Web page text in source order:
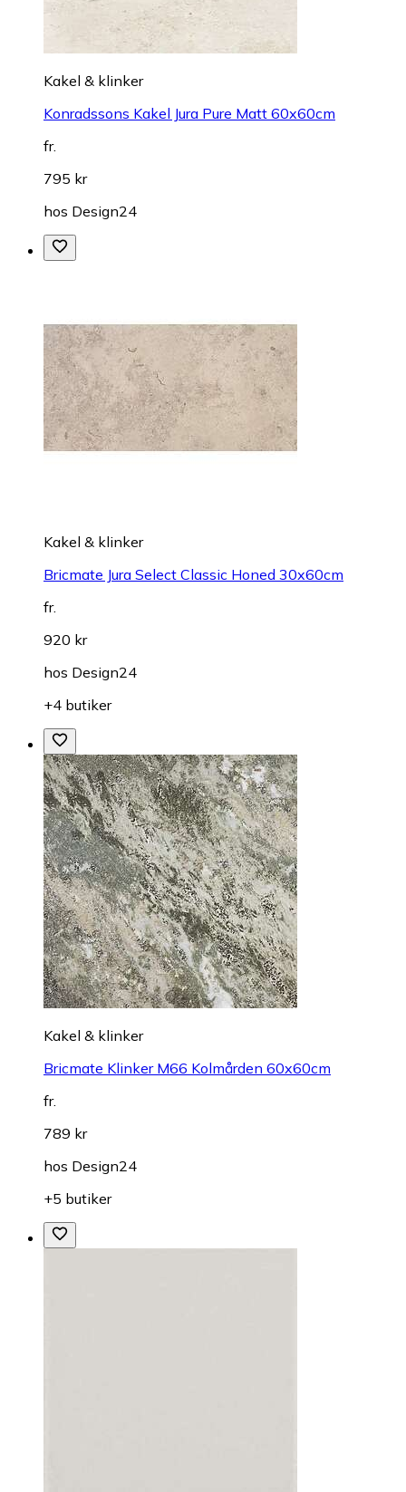
Kakel & klinker
Konradssons Kakel Jura Pure Matt 60x60cm
fr.
795 kr
hos Design24
Kakel & klinker
Bricmate Jura Select Classic Honed 30x60cm
fr.
920 kr
hos Design24
+4 butiker
Kakel & klinker
Bricmate Klinker M66 Kolmården 60x60cm
fr.
789 kr
hos Design24
+5 butiker